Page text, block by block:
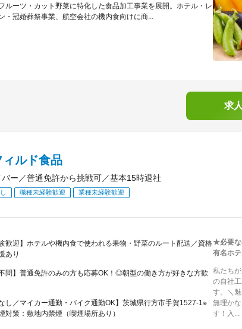
ルーツ・カット野菜に特化した食品加工事業を展開。ホテル・レ
・冠婚葬祭事業、航空会社の機内食向けに商...
求
ルド食品
ー／普通免許から挑戦可／基本15時退社
職種未経験歓迎 業種未経験歓迎
験歓迎】ホテルや機内食で使われる果物・野菜のルート配送／資格
あり
不問】普通免許のみの方も応募OK！◎朝型の働き方が好きな方歓
なし／マイカー通勤・バイク通勤OK】茨城県行方市手賀1527-1※
対策：敷地内禁煙（喫煙場所あり）
★必要な
有名ホ
私たち
の自社
す。＼
無理か
す！入...